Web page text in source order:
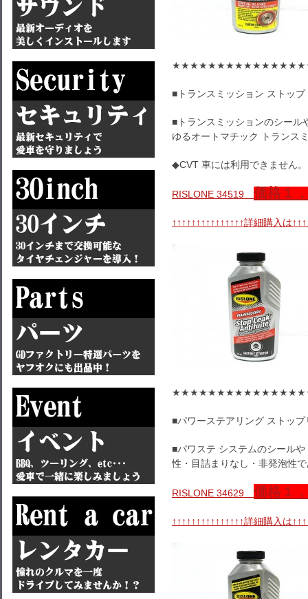
■トランスミッション ストップ
■トランスミッションのシール
ゆるオートマチック トランス
◆CVT 車には利用できません。
RISLONE 34519 価格１
↑↑↑↑↑↑↑↑↑↑↑↑↑↑↑詳細購入は
■パワーステアリング ストップ
■パワステ システムのシール
性・目詰まりなし・非発泡性
RISLONE 34629 価格１
↑↑↑↑↑↑↑↑↑↑↑↑↑↑↑詳細購入は